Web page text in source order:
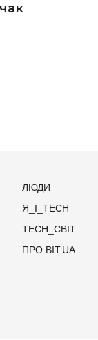
ЛЮДИ
Я_І_TECH
TECH_СВІТ
ПРО BIT.UA